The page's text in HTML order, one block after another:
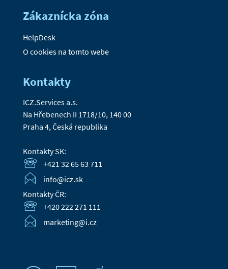
Zákaznícka zóna
HelpDesk
O cookies na tomto webe
Kontakty
ICZ.Services a.s.
Na Hřebenech II 1718/10, 140 00
Praha 4, Česká republika
Kontakty SK:
+421 32 65 63 711
info@icz.sk
Kontakty ČR:
+420 222 271 111
marketing@i.cz